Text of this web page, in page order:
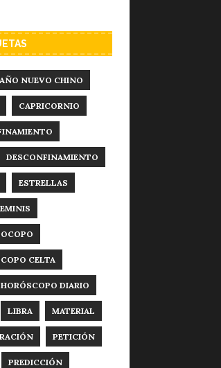
AÑO NUEVO CHINO
CAPRICORNIO
DESCONFINAMIENTO
ESTRELLAS
CELTA
HORÓSCOPO DIARIO
LIBRA MATERIAL
PETICIÓN
PREDICCIÓN